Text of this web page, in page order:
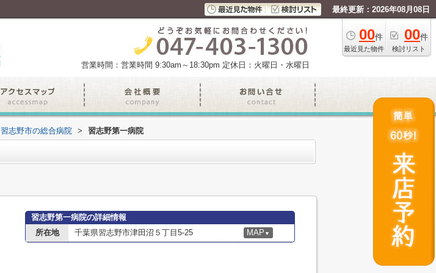
最終更新：2026年08月08日
00件
最近見た物件
00件
検討リスト
営業時間：営業時間 9:30am～18:30pm 定休日：火曜日・水曜日
習志野市の総合病院 > 習志野第一病院
習志野第一病院の詳細情報
所在地
千葉県習志野市津田沼５丁目5-25 MAP ▼